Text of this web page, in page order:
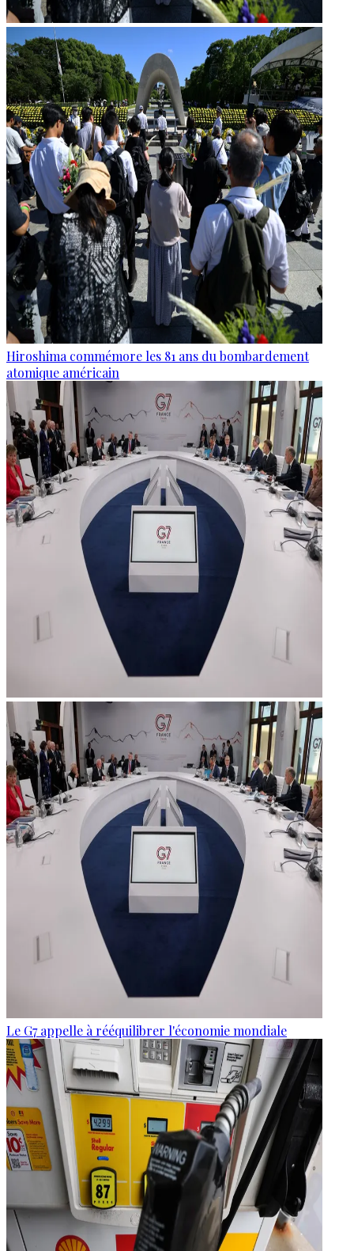
Hiroshima commémore les 81 ans du bombardement
atomique américain
Le G7 appelle à rééquilibrer l'économie mondiale